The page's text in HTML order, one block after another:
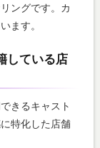
ングです。カ
ます。
している店
きるキャスト
特化した店舗